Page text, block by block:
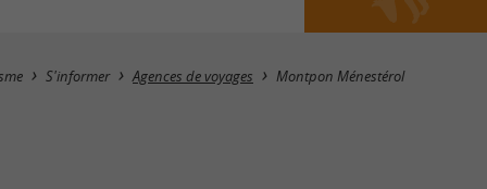
Masquer la carte
S'informer Agences de voyages Montpon Ménestérol